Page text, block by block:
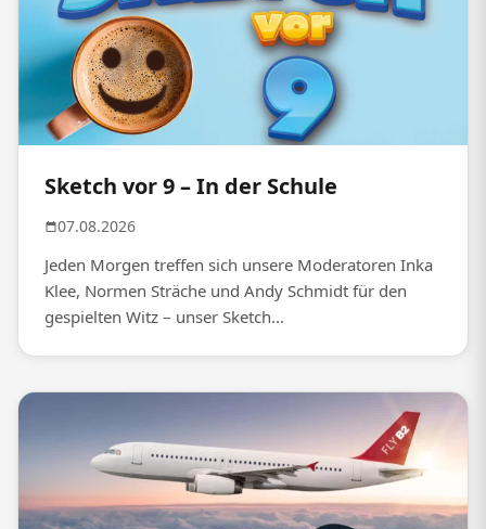
Sketch vor 9 – In der Schule
07.08.2026
Jeden Morgen treffen sich unsere Moderatoren Inka
Klee, Normen Sträche und Andy Schmidt für den
gespielten Witz – unser Sketch...